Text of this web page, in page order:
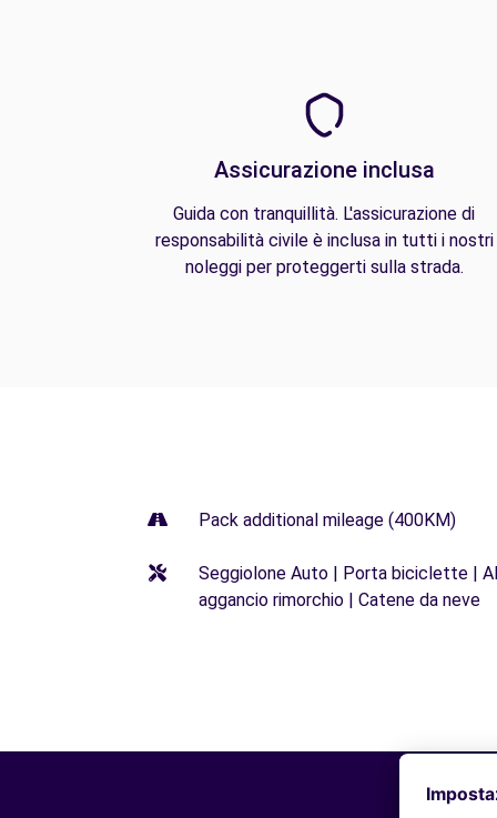
Assicurazione inclusa
Guida con tranquillità. L'assicurazione di
responsabilità civile è inclusa in tutti i nostri
noleggi per proteggerti sulla strada.
Pack additional mileage (400KM)
Seggiolone Auto | Porta biciclette |
aggancio rimorchio | Catene da neve